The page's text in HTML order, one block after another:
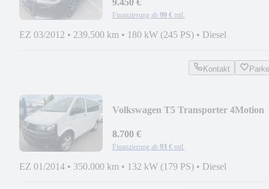
Finanzierung ab 99 € mtl.
EZ 03/2012 • 239.500 km • 180 kW (245 PS) • Diesel
Kontakt
Volkswagen T5 Transporter 4Motion
8.700 €
Finanzierung ab 93 € mtl.
EZ 01/2014 • 350.000 km • 132 kW (179 PS) • Diesel